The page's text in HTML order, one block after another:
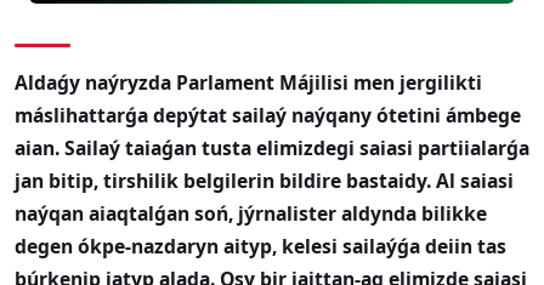
Aldaǵy naýryzda Parlament Májilisi men jergilikti
máslihattarǵa depýtat sailaý naýqany ótetini ámbege
aian.Sailaý taiaǵan tusta elimizdegi saiasi partiialarǵa
jan bitip, tirshilik belgilerin bildire bastaidy. Al saiasi
naýqan aiaqtalǵan soń, jýrnalister aldynda bilikke
degen ókpe-nazdaryn aityp, kelesi sailaýǵa deiin tas
búrkenip jatyp alada. Osy bir jaittan-aq elimizde saiasi